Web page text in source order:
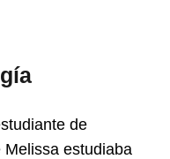
de
estudiaba